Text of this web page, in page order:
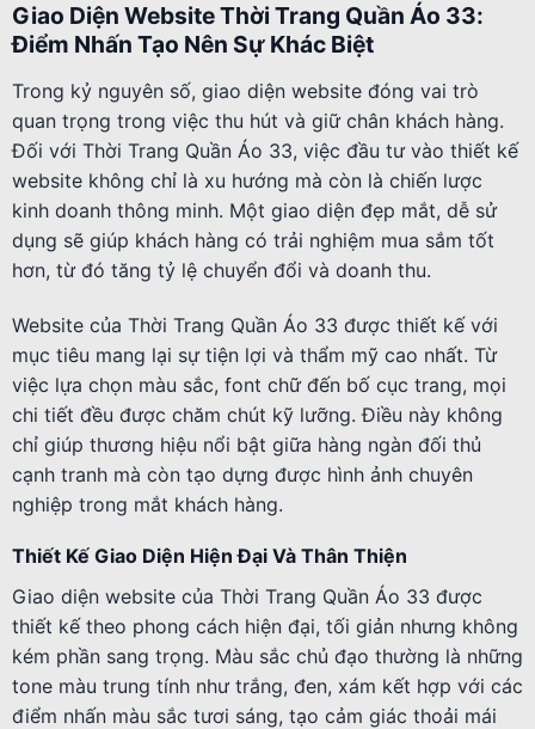
Giao Diện Website Thời Trang Quần Áo 33:
Điểm Nhấn Tạo Nên Sự Khác Biệt
Trong kỷ nguyên số, giao diện website đóng vai trò
quan trọng trong việc thu hút và giữ chân khách hàng.
Đối với Thời Trang Quần Áo 33, việc đầu tư vào thiết kế
website không chỉ là xu hướng mà còn là chiến lược
kinh doanh thông minh. Một giao diện đẹp mắt, dễ sử
dụng sẽ giúp khách hàng có trải nghiệm mua sắm tốt
hơn, từ đó tăng tỷ lệ chuyển đổi và doanh thu.
Website của Thời Trang Quần Áo 33 được thiết kế với
mục tiêu mang lại sự tiện lợi và thẩm mỹ cao nhất. Từ
việc lựa chọn màu sắc, font chữ đến bố cục trang, mọi
chi tiết đều được chăm chút kỹ lưỡng. Điều này không
chỉ giúp thương hiệu nổi bật giữa hàng ngàn đối thủ
cạnh tranh mà còn tạo dựng được hình ảnh chuyên
nghiệp trong mắt khách hàng.
Thiết Kế Giao Diện Hiện Đại Và Thân Thiện
Giao diện website của Thời Trang Quần Áo 33 được
thiết kế theo phong cách hiện đại, tối giản nhưng không
kém phần sang trọng. Màu sắc chủ đạo thường là những
tone màu trung tính như trắng, đen, xám kết hợp với các
điểm nhấn màu sắc tươi sáng, tạo cảm giác thoải mái